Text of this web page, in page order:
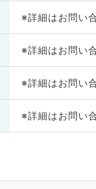
※詳細はお問い
※詳細はお問い
※詳細はお問い
※詳細はお問い